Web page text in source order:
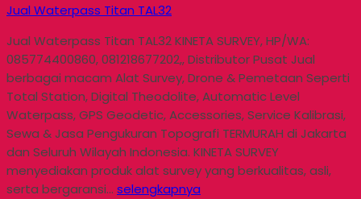
Jual Waterpass Titan TAL32
Jual Waterpass Titan TAL32 KINETA SURVEY, HP/WA:
085774400860, 081218677202,, Distributor Pusat Jual
berbagai macam Alat Survey, Drone & Pemetaan Seperti
Total Station, Digital Theodolite, Automatic Level
Waterpass, GPS Geodetic, Accessories, Service Kalibrasi,
Sewa & Jasa Pengukuran Topografi TERMURAH di Jakarta
dan Seluruh Wilayah Indonesia. KINETA SURVEY
menyediakan produk alat survey yang berkualitas, asli,
serta bergaransi… selengkapnya